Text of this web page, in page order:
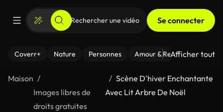
Se connecter
Coverr+ Nature Personnes Amour & Relations Le
Afficher tout
Maison
Images libres de
droits gratuites
Scène D'hiver Enchantante
Avec Lit Arbre De Noël